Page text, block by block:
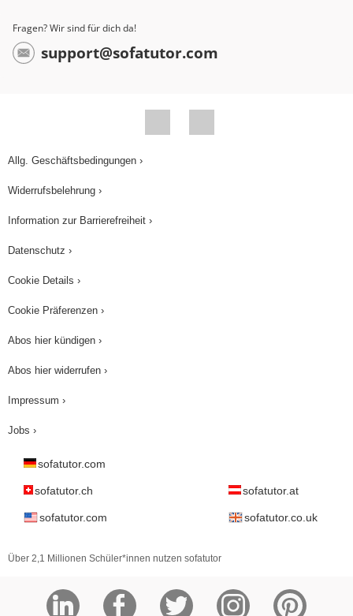
Fragen? Wir sind für dich da!
support@sofatutor.com
Allg. Geschäftsbedingungen ›
Widerrufsbelehrung ›
Information zur Barrierefreiheit ›
Datenschutz ›
Cookie Details ›
Cookie Präferenzen ›
Abos hier kündigen ›
Abos hier widerrufen ›
Impressum ›
Jobs ›
sofatutor.com
sofatutor.ch sofatutor.at
sofatutor.com sofatutor.co.uk
Über 2,1 Millionen Schüler*innen nutzen sofatutor